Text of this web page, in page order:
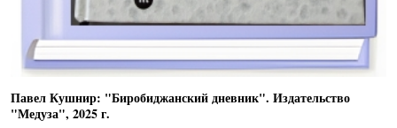
Павел Кушнир: "Биробиджанский дневник". Издательство
"Медуза", 2025 г.